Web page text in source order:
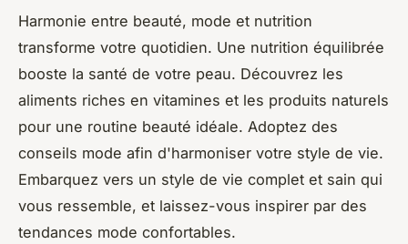
Harmonie entre beauté, mode et nutrition
transforme votre quotidien. Une nutrition équilibrée
booste la santé de votre peau. Découvrez les
aliments riches en vitamines et les produits naturels
pour une routine beauté idéale. Adoptez des
conseils mode afin d'harmoniser votre style de vie.
Embarquez vers un style de vie complet et sain qui
vous ressemble, et laissez-vous inspirer par des
tendances mode confortables.